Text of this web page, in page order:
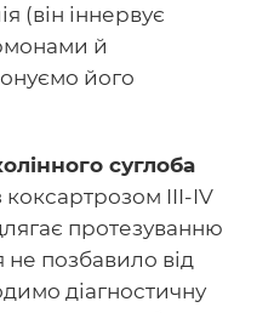
(він іннервує
й
його
суглоба
коксартрозом III-IV
протезуванню
не позбавило від
діагностичну